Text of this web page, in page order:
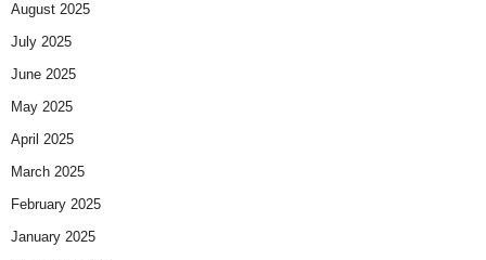
August 2025
July 2025
June 2025
May 2025
April 2025
March 2025
February 2025
January 2025